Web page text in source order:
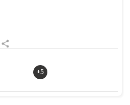
+5